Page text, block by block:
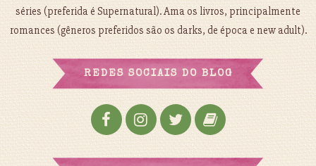
séries (preferida é Supernatural). Ama os livros, principalmente
romances (gêneros preferidos são os darks, de época e new adult).
REDES SOCIAIS DO BLOG